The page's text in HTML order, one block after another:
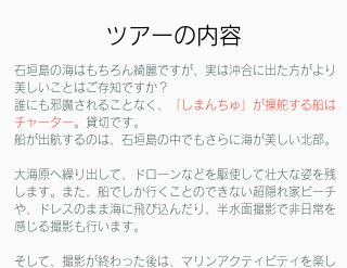
ツアーの内容
石垣島の海はもちろん綺麗ですが、実は沖合に出た方がより
美しいことはご存知ですか？
​誰にも邪魔されることなく、
「しまんちゅ」が操舵する船は
チャーター 。貸切です。
​船が出航するのは、石垣島の中でもさらに海が美しい北部。
大海原へ繰り出して、ドローンなどを駆使して壮大な姿を残
します。また、船でしか行くことのできない超隠れ家ビーチ
や、ドレスのまま海に飛び込んだり、半水面撮影で非日常を
感じる撮影も行います。
​そして、撮影が終わった後は、マリンアクティビティを楽し